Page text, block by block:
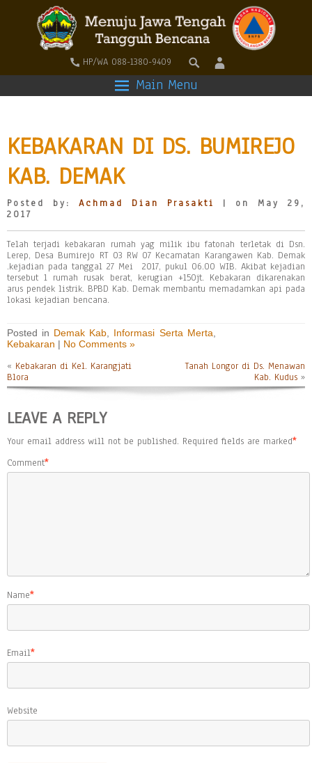
HP/WA 088-1380-9409
Main Menu
KEBAKARAN DI DS. BUMIREJO
KAB. DEMAK
Posted by: Achmad Dian Prasakti
| on May 29,
2017
Telah terjadi kebakaran rumah yag milik ibu fatonah terletak di Dsn.
Lerep, Desa Bumirejo RT 03 RW 07 Kecamatan Karangawen Kab. Demak
.kejadian pada tanggal 27 Mei 2017, pukul 06.00 WIB. Akibat kejadian
tersebut 1 rumah rusak berat, kerugian +150jt. Kebakaran dikarenakan
arus pendek listrik. BPBD Kab. Demak membantu memadamkan api pada
lokasi kejadian bencana.
Posted in Demak Kab Informasi Serta Merta
Kebakaran | No Comments »
« Kebakaran di Kel. Karangjati
Blora
Tanah Longor di Ds. Menawan
Kab. Kudus »
LEAVE A REPLY
Your email address will not be published. Required fields are marked*
Comment*
Name*
Email*
Website